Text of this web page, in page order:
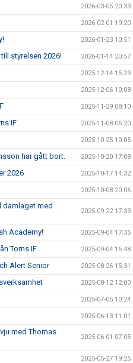
2026-03-05 20:33
2026-02-01 19:20
2026-01-23 10:51
styrelsen 2026! 2026-01-14 20:57
2025-12-14 15:29
2025-12-06 10:08
2025-11-29 08:10
IF 2025-11-08 06:20
2025-10-25 10:05
har gått bort. 2025-10-20 17:08
2026 2025-10-17 14:32
2025-10-08 20:06
damlaget med
2025-09-22 17:33
Academy! 2025-09-04 17:35
Torns IF 2025-09-04 16:48
Alert Senior 2025-08-26 15:31
2025-08-12 12:00
2025-07-05 10:24
2025-06-13 11:01
med Thomas
2025-06-01 07:05
2025-05-27 19:25